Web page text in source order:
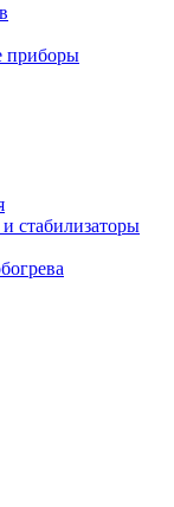
приборы
стабилизаторы